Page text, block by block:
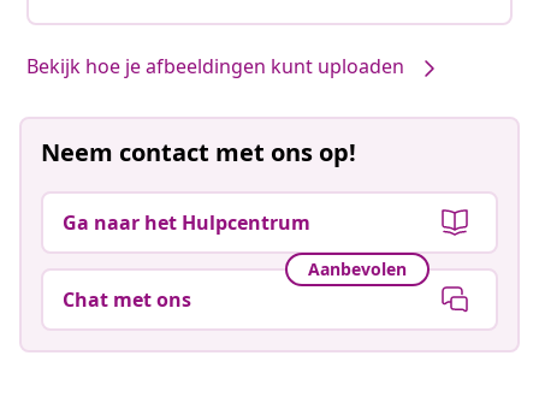
Bekijk hoe je afbeeldingen kunt uploaden
Neem contact met ons op!
Ga naar het Hulpcentrum
Aanbevolen
Chat met ons